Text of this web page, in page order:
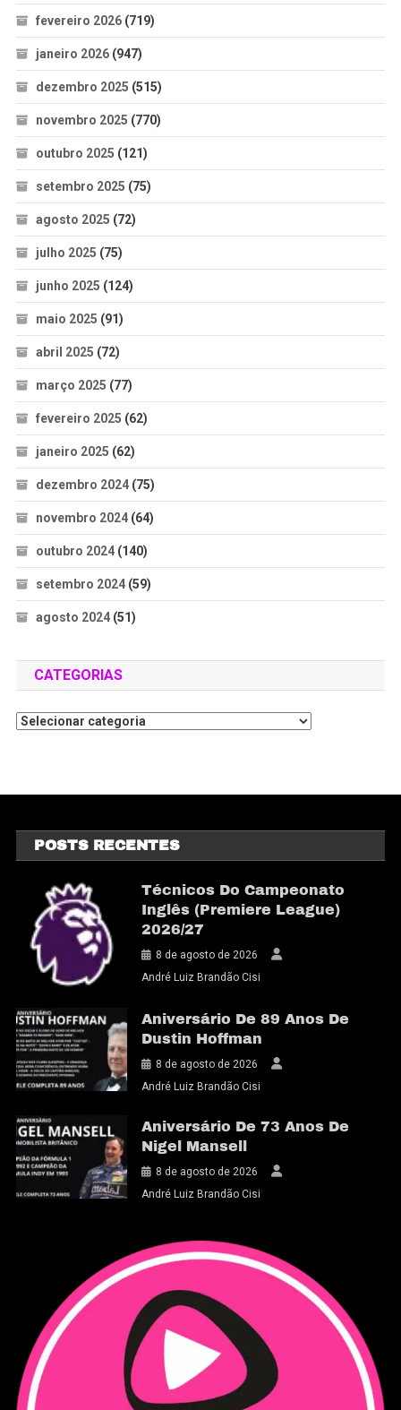
fevereiro 2026(719)
janeiro 2026(947)
dezembro 2025 (515)
novembro 2025 (770)
outubro 2025 (121)
setembro 2025 (75)
agosto 2025 (72)
julho 2025 (75)
junho 2025 (124)
maio 2025 (91)
abril 2025 (72)
março 2025 (77)
fevereiro 2025 (62)
janeiro 2025 (62)
dezembro 2024(75)
novembro 2024(64)
outubro 2024(140)
setembro 2024(59)
agosto 2024(51)
CATEGORIAS
POSTS RECENTES
Técnicos Do Campeonato
Inglês (Premiere League)
2026/27
8 de agosto de 2026
André Luiz Brandão Cisi
Aniversário De 89 Anos De
Dustin Hoffman
8 de agosto de 2026
André Luiz Brandão Cisi
Aniversário De 73 Anos De
Nigel Mansell
8 de agosto de 2026
André Luiz Brandão Cisi